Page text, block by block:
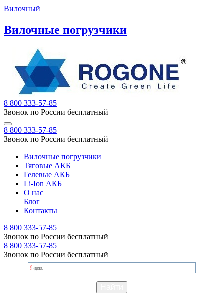
Вилочный
Вилочные погрузчики
8 800 333-57-85
Звонок по России бесплатный
8 800 333-57-85
Звонок по России бесплатный
Вилочные погрузчики
Тяговые АКБ
Гелевые АКБ
Li-Ion АКБ
О нас
Блог
Контакты
8 800 333-57-85
Звонок по России бесплатный
8 800 333-57-85
Звонок по России бесплатный